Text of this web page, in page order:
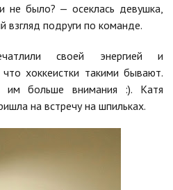
было? — осеклась девушка,
взгляд подруги по команде.
своей энергией и
хоккеистки такими бывают.
им больше внимания :). Катя
на встречу на шпильках.